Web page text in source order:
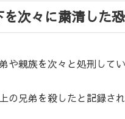
次々に粛清した
や親族を次々と処刑してい
の兄弟を殺したと記録され